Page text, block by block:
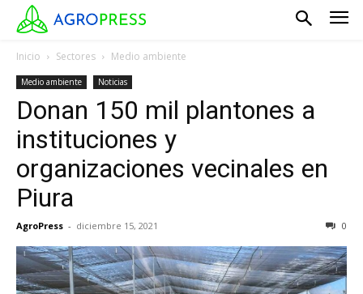
Inicio Sectores Medio ambiente
Medio ambiente Noticias
Donan 150 mil plantones a
instituciones y
organizaciones vecinales en
Piura
AgroPress - diciembre 15, 2021 0